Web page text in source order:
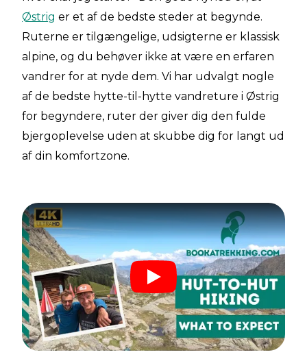
Østrig er et af de bedste steder at begynde.
Ruterne er tilgængelige, udsigterne er klassisk
alpine, og du behøver ikke at være en erfaren
vandrer for at nyde dem. Vi har udvalgt nogle
af de bedste hytte-til-hytte vandreture i Østrig
for begyndere, ruter der giver dig den fulde
bjergoplevelse uden at skubbe dig for langt ud
af din komfortzone.